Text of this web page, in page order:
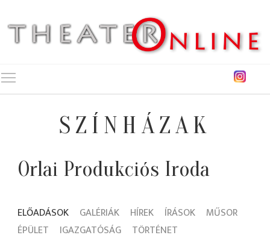
SZÍNHÁZAK
Orlai Produkciós Iroda
ELŐADÁSOK GALÉRIÁK HÍREK ÍRÁSOK
MŰSOR
ÉPÜLET
IGAZGATÓSÁG TÖRTÉNET